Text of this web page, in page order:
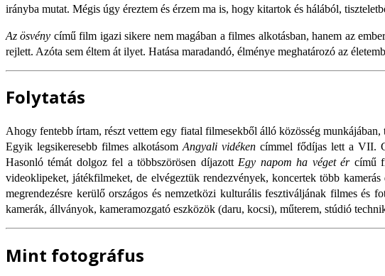
irányba mutat. Mégis úgy éreztem és érzem ma is, hogy kitartok és hálából,
Az ösvény című film igazi sikere nem magában a filmes alkotásban, hanem az
rejlett. Azóta sem éltem át ilyet. Hatása maradandó, élménye meghatározó az
Folytatás
Ahogy fentebb írtam, részt vettem egy fiatal filmesekből álló közösség
Egyik legsikeresebb filmes alkotásom Angyali vidékencímmel fődíjas lett a VII.
Hasonló témát dolgoz fel a többszörösen díjazott Egy napom ha véget ércímű
videoklipeket, játékfilmeket, de elvégeztük rendezvények, koncertek több
megrendezésre kerülő országos és nemzetközi kulturális fesztiváljának filmes és
kamerák, állványok, kameramozgató eszközök (daru, kocsi), műterem, stúdió
Mint fotográfus